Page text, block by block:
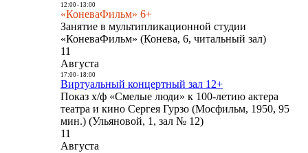
12:00- 13:00
«КоневаФильм» 6+
Занятие в мультипликационной студии
«КоневаФильм» (Конева, 6, читальный зал)
11
Августа
17:00- 18:00
Виртуальный концертный зал 12+
Показ х/ф «Смелые люди» к 100-летию актера
театра и кино Сергея Гурзо (Мосфильм, 1950, 95
мин.) (Ульяновой, 1, зал № 12)
11
Августа